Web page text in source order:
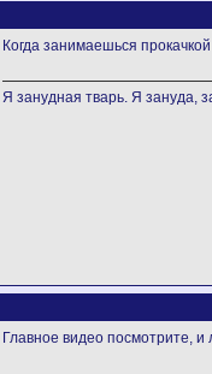
Когда занимаешься
Я занудная тварь. Я зануда,
Главное видео посмотрите,